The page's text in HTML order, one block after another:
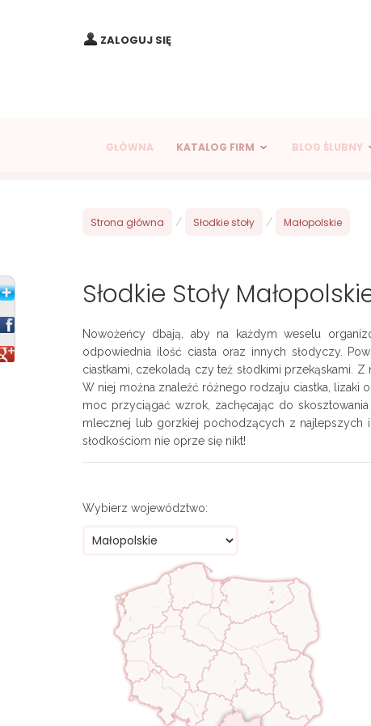
ZALOGUJ SIĘ
GŁÓWNA KATALOG FIRM BLOG ŚLUBNY
Strona główna / Słodkie stoły / Małopolskie
Słodkie Stoły
Nowożeńcy dbają, aby na każdym weselu
odpowiednia ilość ciasta oraz innych słodyczy.
ciastkami, czekoladą czy też słodkimi przekąskami.
W niej można znaleźć różnego rodzaju ciastka,
moc przyciągać wzrok, zachęcając do
mlecznej lub gorzkiej pochodzących z najlepszych
słodkościom nie oprze się nikt!
Wybierz województwo: